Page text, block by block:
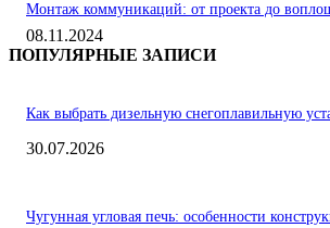
Монтаж коммуникаций: от проекта до
08.11.2024
ПОПУЛЯРНЫЕ ЗАПИСИ
Как выбрать дизельную снегоплавильную
30.07.2026
Чугунная угловая печь: особенности